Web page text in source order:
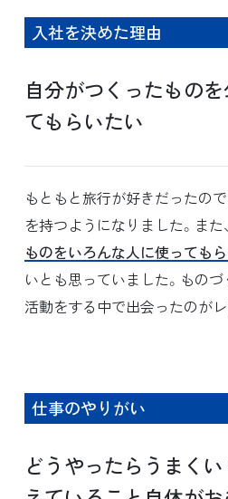
入社を決めた理由
自分がつくったもの
てもらいたい
もともと旅行が好きだったの
を持つようになりました。また
ものをいろんな人に使っても
いとも思っていました。もの
活動をする中で出会ったのがレ
仕事のやりがい
どうやったらうまくい